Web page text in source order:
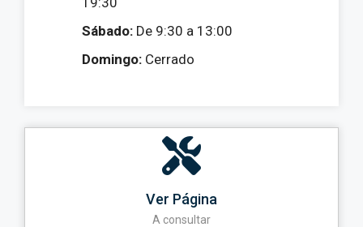
Sábado: De 9:30 a 13:00
Domingo: Cerrado
Ver Página
A consultar